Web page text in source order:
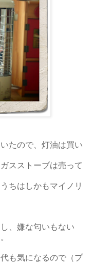
たので、灯油は買い
スストーブは売って
ちはしかもマイノリ
、嫌な匂いもない
も気になるので（プ